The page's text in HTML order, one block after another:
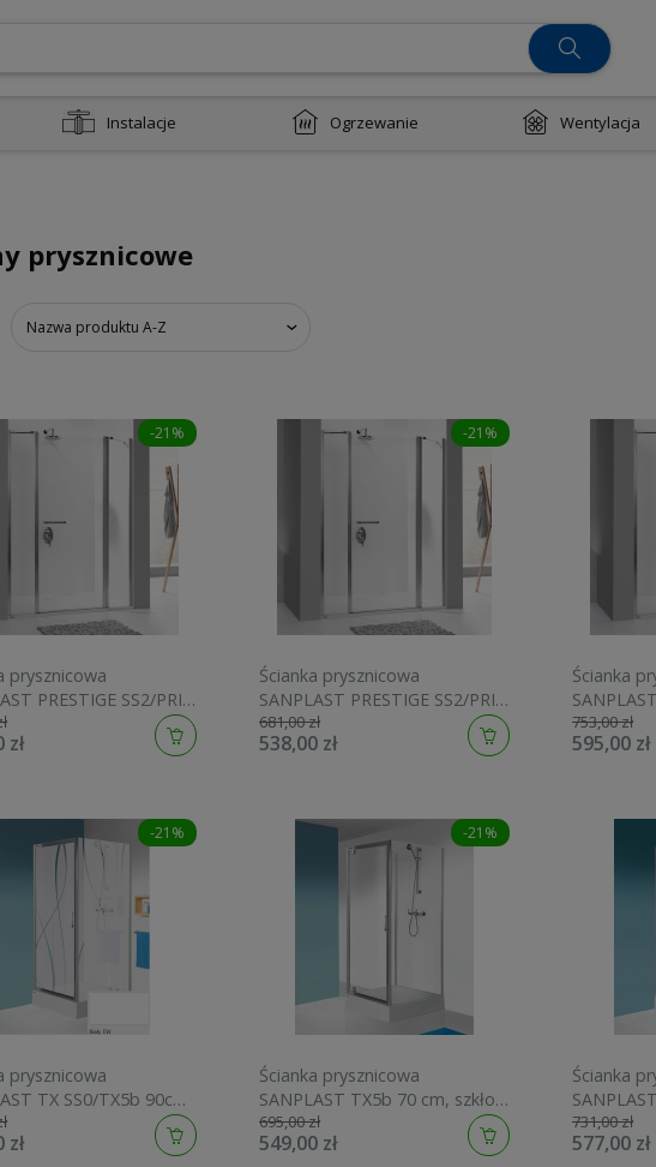
Instalacje Ogrzewanie Wentylacja
prysznicowe
Nazwa produktu A-Z
-21%
prysznicowa
PRESTIGE SS2/PRIII
szkło W0,
srebrny
zł
-21%
Ścianka prysznicowa
SANPLAST PRESTIGE SS2/PRIII
30cm, przedłużająca, szkło W0,
GlassProtect, srebrny
681,00 zł
538,00 zł
Ścianka
30cm,
753,00 zł
595,00 zł
-21%
prysznicowa
TX SS0/TX5b 90cm,
szkło sitrodruk W15,
271-1320-01-231
zł
-21%
Ścianka prysznicowa
SANPLAST TX5b 70 cm, szkło
W0, srebrny błyszczący 600-
271-1290-38-401
695,00 zł
549,00 zł
Ścianka
W0,
731,00 zł
577,00 zł